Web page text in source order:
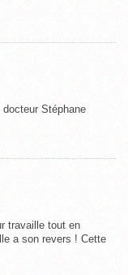
Stéphane
travaille tout en
a son revers ! Cette